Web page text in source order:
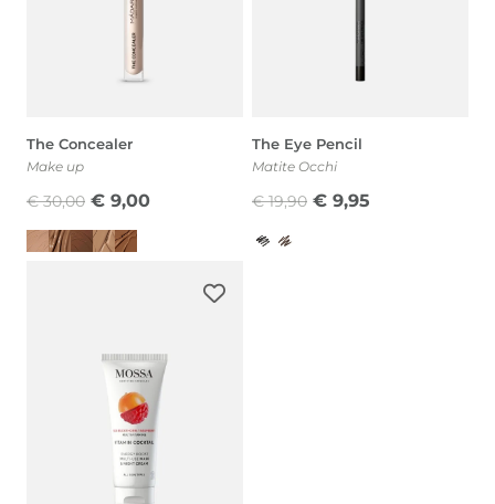
The Concealer
Make up
€30,00 Il
prezzo
€ 9,00Il
The Eye Pencil
Matite Occhi
€19,90 Il
€ 9,95